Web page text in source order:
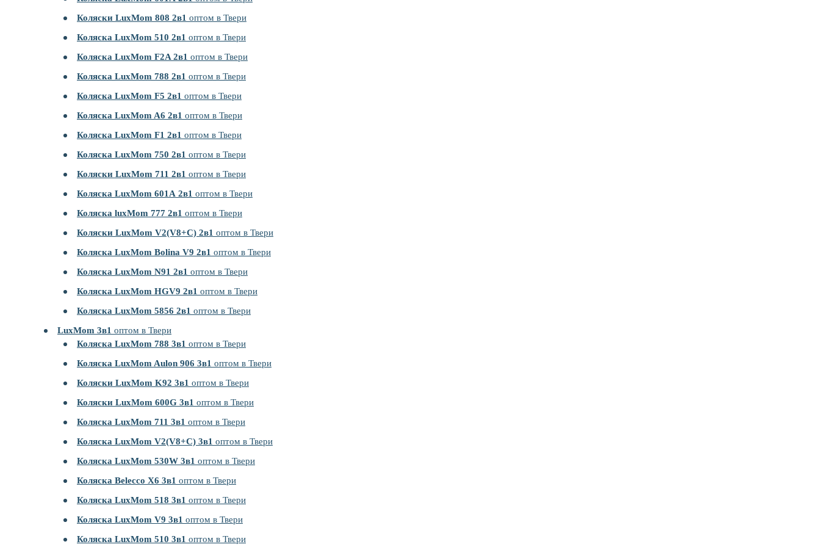
Коляски LuxMom 808 2в1 оптом в Твери
Коляска LuxMom 510 2в1 оптом в Твери
Коляска LuxMom F2A 2в1 оптом в Твери
Коляска LuxMom 788 2в1 оптом в Твери
Коляска LuxMom F5 2в1 оптом в Твери
Коляска LuxMom A6 2в1 оптом в Твери
Коляска LuxMom F1 2в1 оптом в Твери
Коляска LuxMom 750 2в1 оптом в Твери
Коляски LuxMom 711 2в1 оптом в Твери
Коляска LuxMom 601А 2в1 оптом в Твери
Коляска luxMom 777 2в1 оптом в Твери
Коляски LuxMom V2(V8+C) 2в1 оптом в Твери
Коляска LuxMom Bolina V9 2в1 оптом в Твери
Коляска LuxMom N91 2в1 оптом в Твери
Коляска LuxMom HGV9 2в1 оптом в Твери
Коляска LuxMom 5856 2в1 оптом в Твери
LuxMom 3в1 оптом в Твери
Коляска LuxMom 788 3в1 оптом в Твери
Коляска LuxMom Aulon 906 3в1 оптом в Твери
Коляски LuxMom K92 3в1 оптом в Твери
Коляски LuxMom 600G 3в1 оптом в Твери
Коляска LuxMom 711 3в1 оптом в Твери
Коляска LuxMom V2(V8+C) 3в1 оптом в Твери
Коляска LuxMom 530W 3в1 оптом в Твери
Коляска Belecco X6 3в1 оптом в Твери
Коляска LuxMom 518 3в1 оптом в Твери
Коляска LuxMom V9 3в1 оптом в Твери
Коляска LuxMom 510 3в1 оптом в Твери